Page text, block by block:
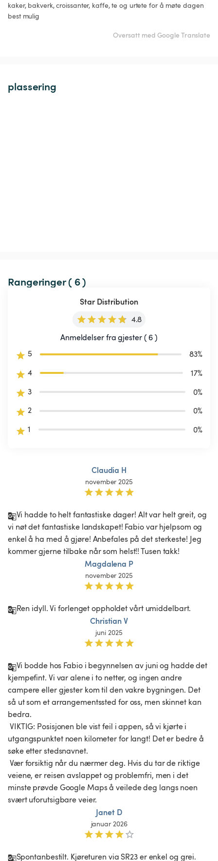
kaker, bakverk, croissanter, kaffe, te og urtete for å møte dagen
best mulig
Oversatt med Google Translate
plassering
Rangeringer ( 6 )
Star Distribution
4.8
Anmeldelser fra gjester ( 6 )
5
83%
4
17%
3
0%
2
0%
1
0%
Claudia H
november 2025
Vi hadde to helt fantastiske dager! Alt var helt greit, og
vi nøt det fantastiske landskapet! Fabio var hjelpsom og
enkel å ha med å gjøre! Anbefales på det sterkeste! Jeg
kommer gjerne tilbake når som helst!! Tusen takk!
Magdalena P
november 2025
Ren idyll. Vi forlenget oppholdet vårt umiddelbart.
Christian V
juni 2025
Vi bodde hos Fabio i begynnelsen av juni og hadde det
kjempefint. Vi var alene i to netter, og ingen andre
campere eller gjester kom til den vakre bygningen. Det
så ut som et arrangementssted for oss, men skinnet kan
bedra.
utgangspunktet noen kilometer for langt! Det er bedre å
søke etter stedsnavnet.
veiene, er reisen avslappet og problemfri, men i det
minste prøvde Google Maps å veilede deg langs noen
svært uforutsigbare veier.
Janet D
januar 2026
Spontanbestilt. Kjøreturen via SR23 er enkel og grei.